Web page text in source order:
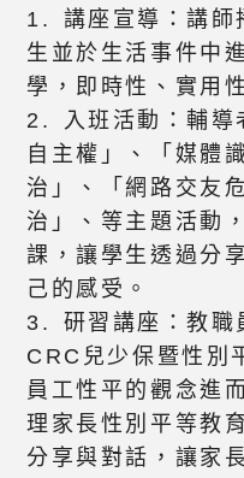
1. 講座宣導：講師
生並於生活事件中
學，即時性、實用
2. 入班活動：輔導
自主權」、「媒體
治」、「網路交友
治」、等主題活動
課，讓學生透過分
己的感受。
3. 研習講座：教職
CRC兒少保暨性別
員工性平的觀念進
理家長性別平等教
分享與對話，讓家